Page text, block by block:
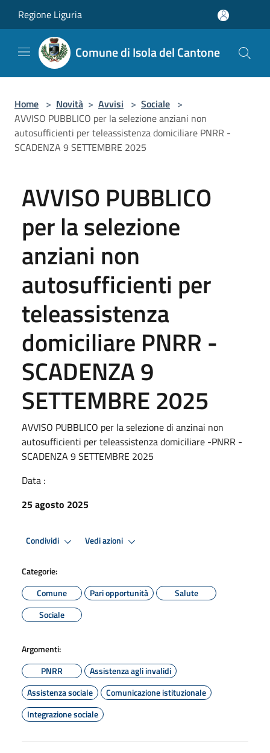
Regione Liguria
Comune di Isola del Cantone
Home > Novità > Avvisi > Sociale >
AVVISO PUBBLICO per la selezione anziani non
autosufficienti per teleassistenza domiciliare PNRR -
SCADENZA 9 SETTEMBRE 2025
AVVISO PUBBLICO
per la selezione
anziani non
autosufficienti per
teleassistenza
domiciliare PNRR -
SCADENZA 9
SETTEMBRE 2025
AVVISO PUBBLICO per la selezione di anzinai non
autosufficienti per teleassistenza domiciliare -PNRR -
SCADENZA 9 SETTEMBRE 2025
Data :
25 agosto 2025
Condividi Vedi azioni
Categorie:
Comune
Pari opportunità
Salute
Sociale
Argomenti:
PNRR
Assistenza agli invalidi
Assistenza sociale
Comunicazione istituzionale
Integrazione sociale